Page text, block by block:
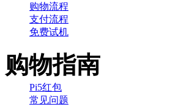
购物流程
支付流程
免费试机
购物指南
Pi5红包
常见问题